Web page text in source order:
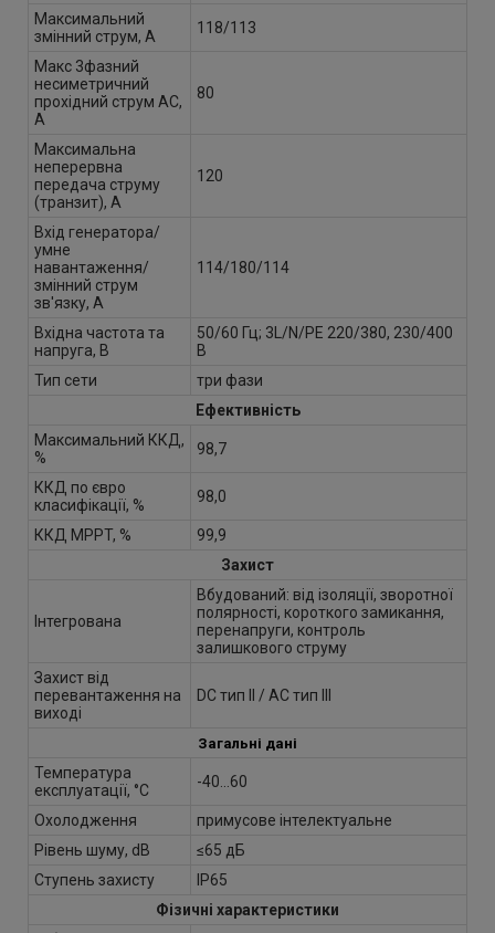
Максимальний
змінний струм, А
118/113
Макс 3фазний
несиметричний
прохідний струм AC,
А
80
Максимальна
неперервна
передача струму
(транзит), А
120
Вхід генератора/
умне
навантаження/
змінний струм
зв'язку, А
114/180/114
Вхідна частота та
напруга, В
50/60 Гц; 3L/N/PE 220/380, 230/400
B
Тип сети
три фази
Ефективність
Максимальний ККД,
%
98,7
ККД по євро
класифікації, %
98,0
ККД MPPT, %
99,9
Захист
Інтегрована
Вбудований: від ізоляції, зворотної
полярності, короткого замикання,
перенапруги, контроль
залишкового струму
Захист від
перевантаження на
виході
DC тип II / AC тип III
Загальні дані
Температура
експлуатації, °С
-40...60
Охолодження
примусове інтелектуальне
Рівень шуму, dB
≤65 дБ
Ступень захисту
IP65
Фізичні характеристики